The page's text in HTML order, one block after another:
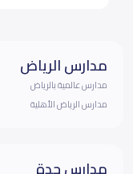
مدارس الرياض
مدارس عالمية بالرياض
مدارس الرياض الأهلية